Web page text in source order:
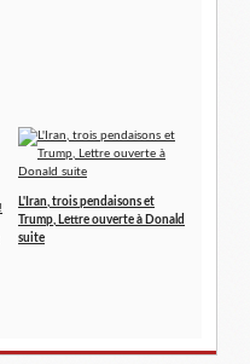
L'Iran, trois pendaisons et
Trump, Lettre ouverte à Donald
suite